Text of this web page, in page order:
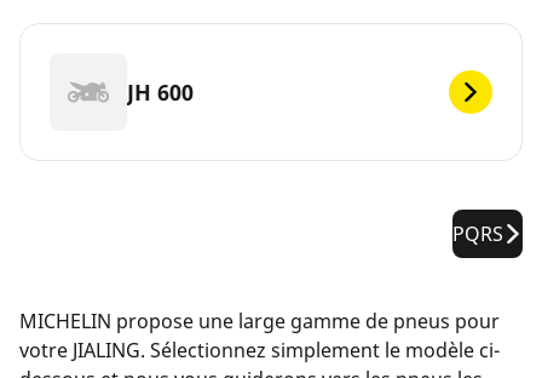
JH 600
PQRS
MICHELIN propose une large gamme de pneus pour
votre JIALING. Sélectionnez simplement le modèle ci-